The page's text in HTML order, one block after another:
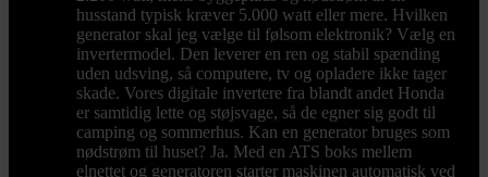
husstand typisk kræver 5.000 watt eller mere. Hvilken
generator skal jeg vælge til følsom elektronik? Vælg en
invertermodel. Den leverer en ren og stabil spænding
uden udsving, så computere, tv og opladere ikke tager
skade. Vores digitale invertere fra blandt andet Honda
er samtidig lette og støjsvage, så de egner sig godt til
camping og sommerhus. Kan en generator bruges som
nødstrøm til huset? Ja. Med en ATS boks mellem
elnettet og generatoren starter maskinen automatisk ved